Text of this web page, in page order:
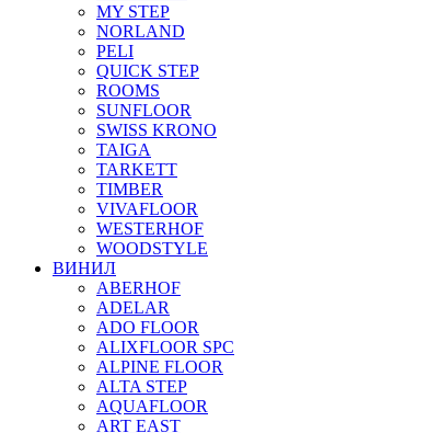
MY STEP
NORLAND
PELI
QUICK STEP
ROOMS
SUNFLOOR
SWISS KRONO
TAIGA
TARKETT
TIMBER
VIVAFLOOR
WESTERHOF
WOODSTYLE
ВИНИЛ
ABERHOF
ADELAR
ADO FLOOR
ALIXFLOOR SPC
ALPINE FLOOR
ALTA STEP
AQUAFLOOR
ART EAST